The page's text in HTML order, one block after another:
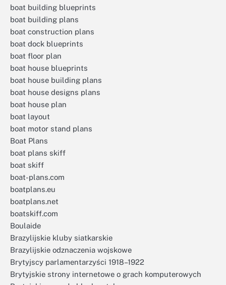
boat building blueprints
boat building plans
boat construction plans
boat dock blueprints
boat floor plan
boat house blueprints
boat house building plans
boat house designs plans
boat house plan
boat layout
boat motor stand plans
Boat Plans
boat plans skiff
boat skiff
boat-plans.com
boatplans.eu
boatplans.net
boatskiff.com
Boulaide
Brazylijskie kluby siatkarskie
Brazylijskie odznaczenia wojskowe
Brytyjscy parlamentarzyści 1918–1922
Brytyjskie strony internetowe o grach komputerowych